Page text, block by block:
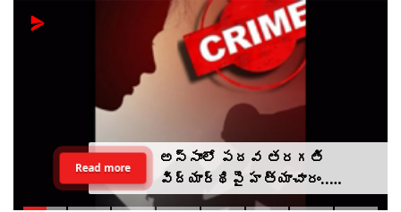
అస్సాంలో పదవ తరగతి
విద్యార్థిపై హత్యాచారం..
ఫంక్షన్‌కు వెళ్లిన తల్లి..
Read more